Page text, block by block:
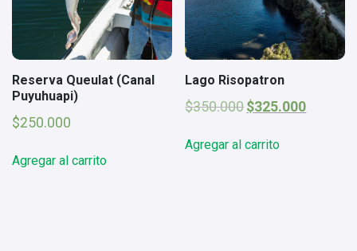
Reserva Queulat (Canal
Puyuhuapi)
$250.000
Agregar al carrito
Lago Risopatron
$350.000 El
era:
$325.000El
Agregar al carrito